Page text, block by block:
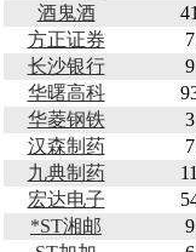
酒鬼酒
方正证券
长沙银行
华曙高科
华菱钢铁
汉森制药
九典制药
宏达电子
*ST湘邮